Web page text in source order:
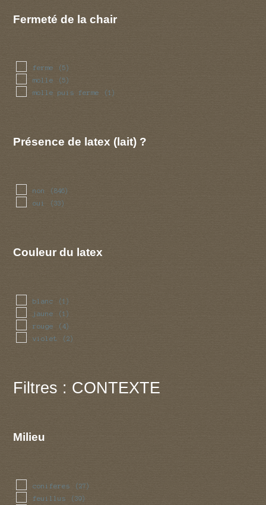
Fermeté de la chair
ferme (5)
molle (5)
molle puis ferme (1)
Présence de latex (lait) ?
non (846)
oui (33)
Couleur du latex
blanc (1)
jaune (1)
rouge (4)
violet (2)
Filtres : CONTEXTE
Milieu
coniferes (27)
feuillus (39)